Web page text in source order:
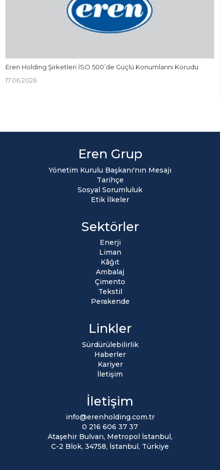
Eren Holding Şirketleri İSO 500’de Güçlü Konumlarını Korudu
17.06.2026
Eren Grup
Yönetim Kurulu Başkanı'nın Mesajı
Tarihçe
Sosyal Sorumluluk
Etik İlkeler
Sektörler
Enerji
Liman
Kâğıt
Ambalaj
Çimento
Tekstil
Perakende
Linkler
Sürdürülebilirlik
Haberler
Kariyer
İletişim
İletişim
info@erenholding.com.tr
0 216 606 37 37
Ataşehir Bulvarı, Metropol İstanbul,
C-2 Blok, 34758, İstanbul, Türkiye